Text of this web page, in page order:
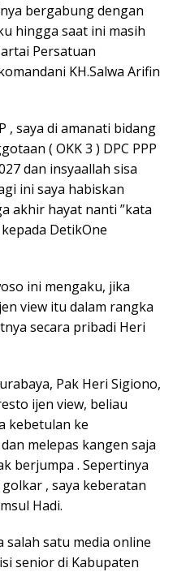
bergabung dengan
hingga saat ini masih
Persatuan
KH.Salwa Arifin
, saya di amanati bidang
( OKK 3 ) DPC PPP
dan insyaallah sisa
ini saya habiskan
akhir hayat nanti ”kata
DetikOne
ini mengaku, jika
view itu dalam rangka
secara pribadi Heri
Pak Heri Sigiono,
ijen view, beliau
kebetulan ke
melepas kangen saja
berjumpa . Sepertinya
, saya keberatan
Hadi.
salah satu media online
senior di Kabupaten